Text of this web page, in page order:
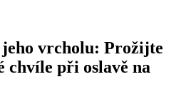
vrcholu:‍ Prožijte
chvíle při oslavě na